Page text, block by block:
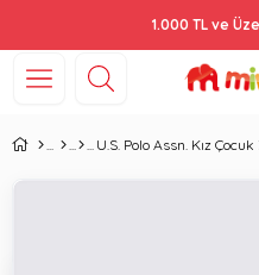
1.000 TL ve
U.S. Polo Assn. Kız